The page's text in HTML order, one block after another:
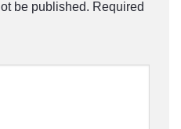
be published. Required